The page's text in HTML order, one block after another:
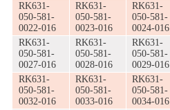
RK631-
050-581-
0022-016
RK631-
050-581-
0023-016
RK631-
050-581-
0024-016
RK631-
050-581-
0027-016
RK631-
050-581-
0028-016
RK631-
050-581-
0029-016
RK631-
050-581-
0032-016
RK631-
050-581-
0033-016
RK631-
050-581-
0034-016